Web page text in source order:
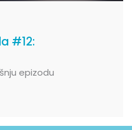
#12:
epizodu